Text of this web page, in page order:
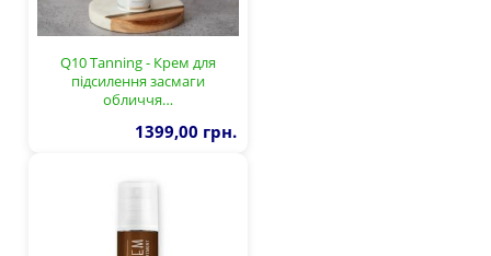
Q10 Tanning - Крем для
підсилення засмаги
обличчя…
1399,00 грн.